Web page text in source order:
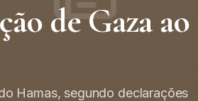
de Gaza ao
Hamas, segundo declarações